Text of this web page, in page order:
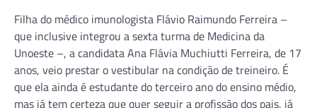
Filha do médico imunologista Flávio Raimundo Ferreira –
que inclusive integrou a sexta turma de Medicina da
Unoeste –, a candidata Ana Flávia Muchiutti Ferreira, de 17
anos, veio prestar o vestibular na condição de treineiro. É
que ela ainda é estudante do terceiro ano do ensino médio,
mas já tem certeza que quer seguir a profissão dos pais, já